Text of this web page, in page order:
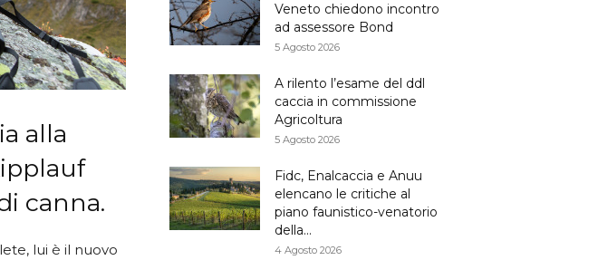
alla
canna.
lui è il nuovo
Veneto chiedono incontro
ad assessore Bond
5 Agosto 2026
A rilento l’esame del ddl
caccia in commissione
Agricoltura
5 Agosto 2026
Fidc, Enalcaccia e Anuu
elencano le critiche al
piano faunistico-venatorio
della...
4 Agosto 2026